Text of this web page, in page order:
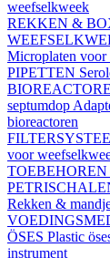
weefselkweek
REKKEN &
Microplaten voor
PIPETTEN
septumdop
bioreactoren
voor
TOEBEHOREN
Rekken &
ÖSES Plastic
instrument